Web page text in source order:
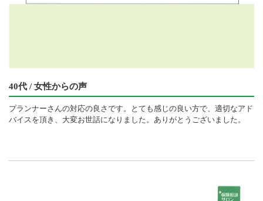
40代 / 女性からの声
プランナーさんの対応の良さです。とても感じの良い方で、適切なアド
バイスを頂き、大変お世話になりました。ありがとうございました。